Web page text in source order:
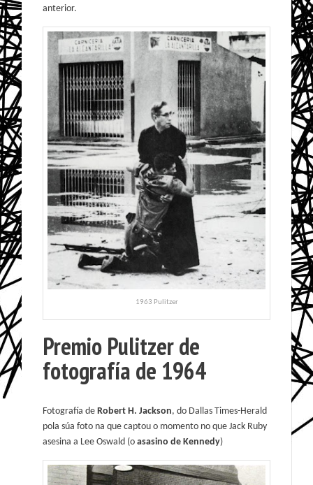
anterior.
1963 Pulitzer
Premio Pulitzer de
fotografía de 1964
Fotografía deRobert H. Jackson, do Dallas Times-Herald
pola súa foto na que captou o momento no que Jack Ruby
asesina a Lee Oswald (oasasino de Kennedy)